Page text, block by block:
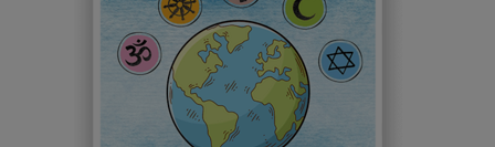
Flucht
Kinderarbeit
Behinderung
Weltmissionstag der Kinder
Weihnachten Weltweit